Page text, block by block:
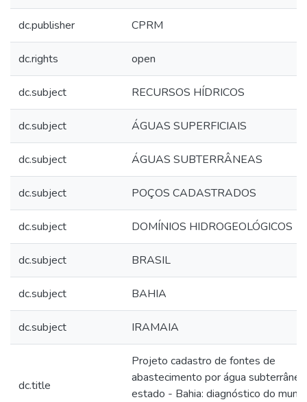
dc.publisher CPRM
dc.rights open
dc.subject RECURSOS HÍDRICOS
dc.subject ÁGUAS SUPERFICIAIS
dc.subject ÁGUAS SUBTERRÂNEAS
dc.subject POÇOS CADASTRADOS
dc.subject DOMÍNIOS HIDROGEOLÓGICOS
dc.subject BRASIL
dc.subject BAHIA
dc.subject IRAMAIA
dc.title
Projeto cadastro de fontes de
abastecimento por água subterrânea:
estado - Bahia: diagnóstico do